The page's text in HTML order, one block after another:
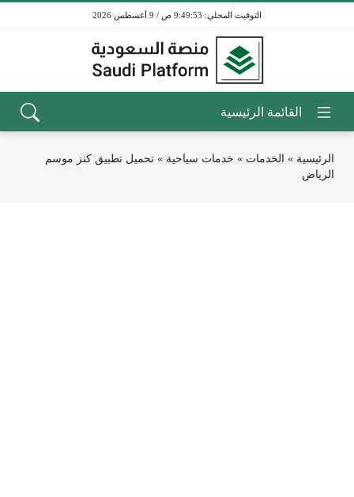
9:49:53 ص / 9 أغسطس 2026
الرئيسية » الخدمات » خدمات سياحية » تحميل تطبيق كنز موسم
الرياض